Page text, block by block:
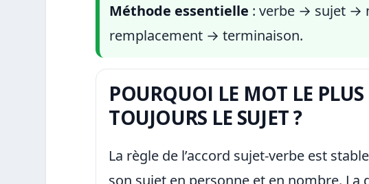
Méthode essentielle : verbe → sujet →
remplacement → terminaison.
POURQUOI LE MOT LE PLUS
TOUJOURS LE SUJET ?
La règle de l’accord sujet-verbe est
son sujet en personne et en nombre.